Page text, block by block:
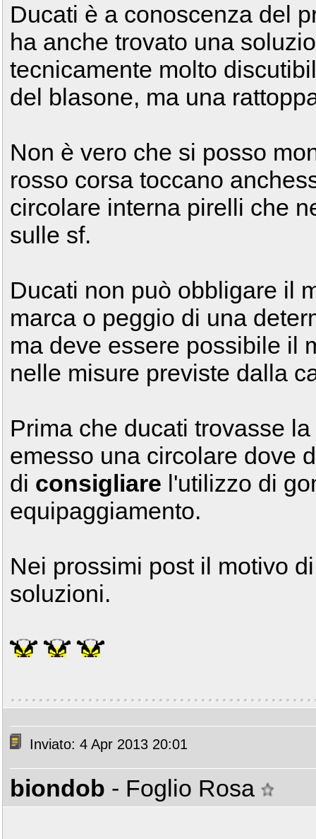
Ducati è a conoscenza del
ha anche trovato una
tecnicamente molto
del blasone, ma una
Non è vero che si posso
rosso corsa toccano
circolare interna pirelli che
sulle sf.
Ducati non può obbligare il
marca o peggio di una
ma deve essere possibile il
nelle misure previste dalla
Prima che ducati trovasse
emesso una circolare dove
di consigliare l'utilizzo di
equipaggiamento.
Nei prossimi post il motivo
soluzioni.
Inviato: 4 Apr 2013 20:01
biondob - Foglio Rosa